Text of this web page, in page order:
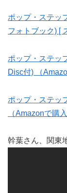
ポップ・ステッ
フォトブック) [
ポップ・ステッ
Disc付) （
ポップ・ステッ
（Amazonで購
幹葉さん、関東